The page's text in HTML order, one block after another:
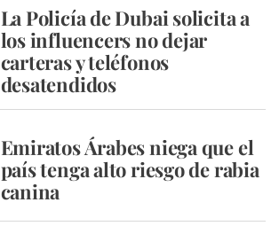
La Policía de Dubai solicita a
los influencers no dejar
carteras y teléfonos
desatendidos
Emiratos Árabes niega que el
país tenga alto riesgo de rabia
canina